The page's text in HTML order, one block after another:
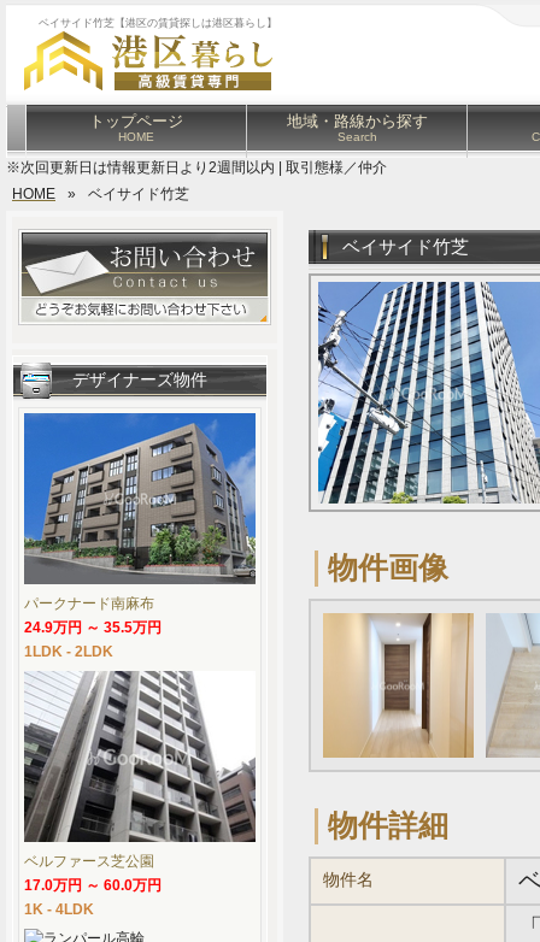
ベイサイド竹芝【港区の賃貸探しは港区暮らし】
トップページ
HOME
地域・路線から探す
Search
※次回更新日は情報更新日より2週間以内 | 取引態様／仲介
HOME
» ベイサイド竹芝
ベイサイド竹芝
物件画像
物件詳細
物件名
デザイナーズ物件
パークナード南麻布
24.9万円 ～ 35.5万円
1LDK - 2LDK
ベルファース芝公園
17.0万円 ～ 60.0万円
1K - 4LDK